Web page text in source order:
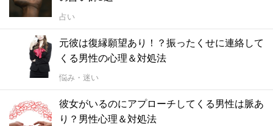
占い
元彼は復縁願望あり！？振ったくせに連絡して
くる男性の心理＆対処法
悩み・迷い
彼女がいるのにアプローチしてくる男性は脈あ
り？男性心理＆対処法